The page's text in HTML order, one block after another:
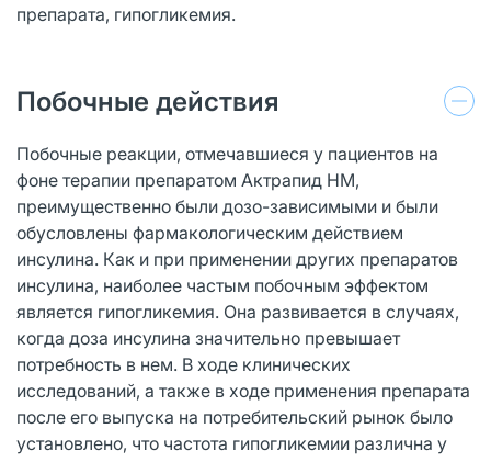
препарата, гипогликемия.
Побочные действия
Побочные реакции, отмечавшиеся у пациентов на
фоне терапии препаратом Актрапид НМ,
преимущественно были дозо-зависимыми и были
обусловлены фармакологическим действием
инсулина. Как и при применении других препаратов
инсулина, наиболее частым побочным эффектом
является гипогликемия. Она развивается в случаях,
когда доза инсулина значительно превышает
потребность в нем. В ходе клинических
исследований, а также в ходе применения препарата
после его выпуска на потребительский рынок было
установлено, что частота гипогликемии различна у